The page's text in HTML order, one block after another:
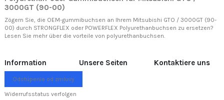
3000GT (90-00)
Zögern Sie, die OEM-gummibuchsen an Ihrem Mitsubishi GTO / 3000GT (90-
00) durch STRONGFLEX oder POWERFLEX Polyurethanbuchsen zu ersetzen?
Lesen Sie mehr über die vorteile von polyurethanbuchsen.
Information Unsere Seiten Kontaktiere uns
Odstúpenie od zmluvy
Widerrufsstatus verfolgen